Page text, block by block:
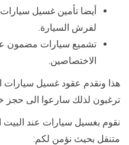
أيضا تأمين غسيل
لفرش السيارة.
تشميع سيارات مضمون
الاختصاصين.
ترغبون لذلك سارعوا الى حجز
نقوم بغسيل سيارات عند
متنقل بحيث نؤمن لكم: